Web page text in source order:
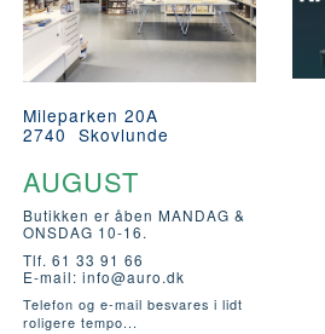
Mileparken 20A
2740 Skovlunde
AUGUST
Butikken er åben MANDAG &
ONSDAG 10-16.
Tlf. 61 33 91 66
E-mail: info@auro.dk
Telefon og e-mail besvares i lidt
roligere tempo...